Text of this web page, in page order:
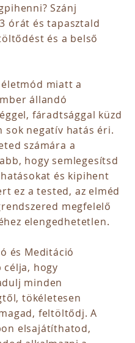
Szánj
órát és tapasztald
és a belső
miatt a
állandó
fáradtsággal küzd
sok negatív hatás éri.
számára a
hogy semlegesítsd
és kipihent
ez a tested, az elméd
megfelelő
elengedhetetlen.
és Meditáció
hogy
minden
tökéletesen
feltöltődj. A
elsajátíthatod,